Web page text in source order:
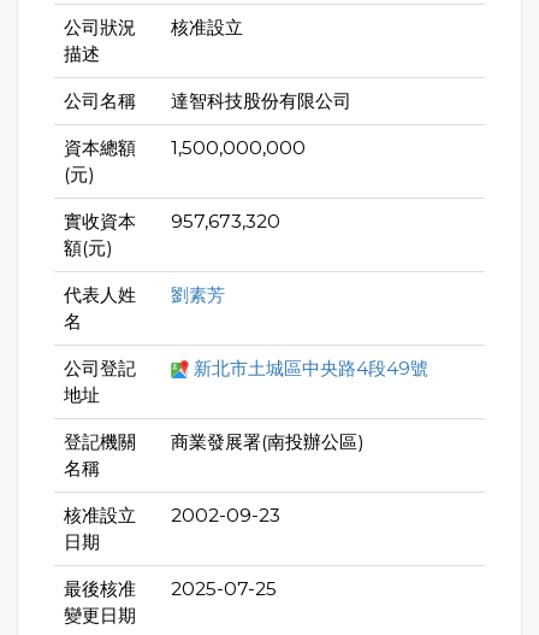
公司狀況
描述
核准設立
公司名稱 達智科技股份有限公司
資本總額
(元)
1,500,000,000
實收資本
額(元)
957,673,320
代表人姓
名
劉素芳
公司登記
地址
新北市土城區中央路4段49號
登記機關
名稱
商業發展署(南投辦公區)
核准設立
日期
2002-09-23
最後核准
變更日期
2025-07-25